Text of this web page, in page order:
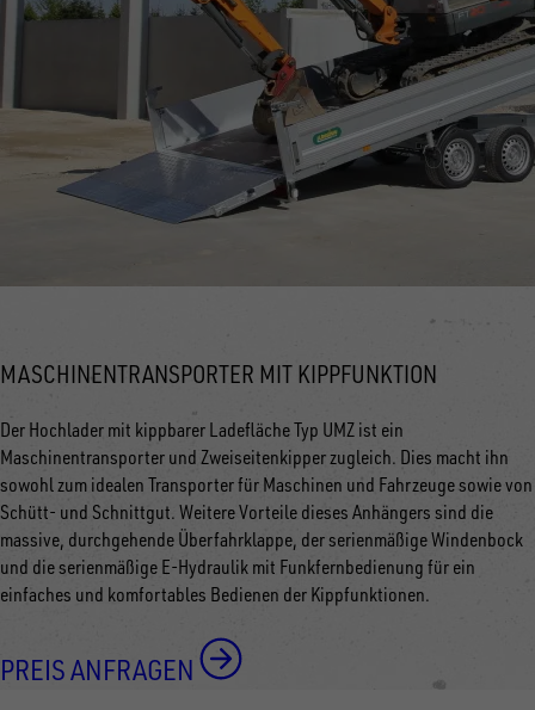
MASCHINENTRANSPORTER MIT KIPPFUNKTION
Der Hochlader mit kippbarer Ladefläche Typ UMZ ist ein
Maschinentransporter und Zweiseitenkipper zugleich. Dies macht ihn
sowohl zum idealen Transporter für Maschinen und Fahrzeuge sowie von
Schütt- und Schnittgut. Weitere Vorteile dieses Anhängers sind die
massive, durchgehende Überfahrklappe, der serienmäßige Windenbock
und die serienmäßige E-Hydraulik mit Funkfernbedienung für ein
einfaches und komfortables Bedienen der Kippfunktionen.
PREIS ANFRAGEN